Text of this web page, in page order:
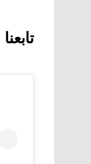
تابعنا